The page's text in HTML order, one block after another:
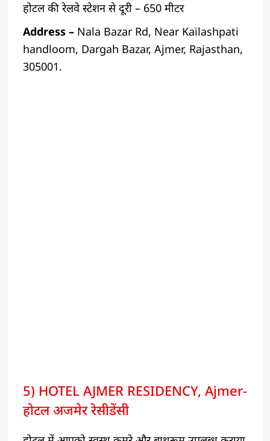
होटल की रेलवे स्टेशन से दूरी – 650 मीटर
Address –Nala Bazar Rd, Near Kailashpati
handloom, Dargah Bazar, Ajmer, Rajasthan,
305001.
5) HOTEL AJMER RESIDENCY, Ajmer-
होटल अजमेर रेसीडेंसी